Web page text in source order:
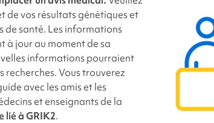
de vos résultats génétiques et
de santé. Les informations
à jour au moment de sa
informations pourraient
Vous trouverez
avec les amis et les
et enseignants de la
lié à GRIK2.